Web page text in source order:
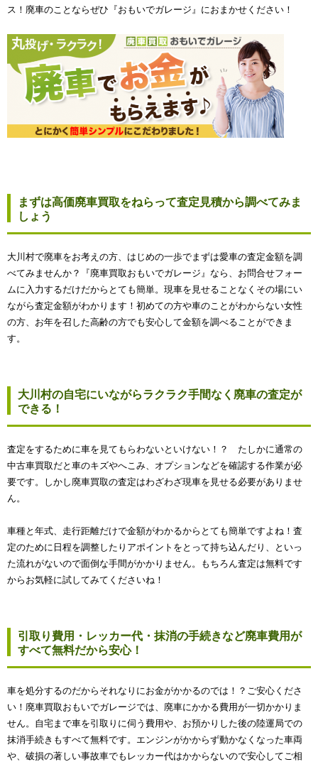
ス！廃車のことならぜひ『おもいでガレージ』におまかせください！
まずは高価廃車買取をねらって査定見積から調べてみま
しょう
大川村で廃車をお考えの方、はじめの一歩でまずは愛車の査定金額を調
べてみませんか？『廃車買取おもいでガレージ』なら、お問合せフォー
ムに入力するだけだからとても簡単。現車を見せることなくその場にい
ながら査定金額がわかります！初めての方や車のことがわからない女性
の方、お年を召した高齢の方でも安心して金額を調べることができま
す。
大川村の自宅にいながらラクラク手間なく廃車の査定が
できる！
査定をするために車を見てもらわないといけない！？ たしかに通常の
中古車買取だと車のキズやへこみ、オプションなどを確認する作業が必
要です。しかし廃車買取の査定はわざわざ現車を見せる必要がありませ
ん。
車種と年式、走行距離だけで金額がわかるからとても簡単ですよね！査
定のために日程を調整したりアポイントをとって持ち込んだり、といっ
た流れがないので面倒な手間がかかりません。もちろん査定は無料です
からお気軽に試してみてくださいね！
引取り費用・レッカー代・抹消の手続きなど廃車費用が
すべて無料だから安心！
車を処分するのだからそれなりにお金がかかるのでは！？ご安心くださ
い！廃車買取おもいでガレージでは、廃車にかかる費用が一切かかりま
せん。自宅まで車を引取りに伺う費用や、お預かりした後の陸運局での
抹消手続きもすべて無料です。エンジンがかからず動かなくなった車両
や、破損の著しい事故車でもレッカー代はかからないので安心してご相